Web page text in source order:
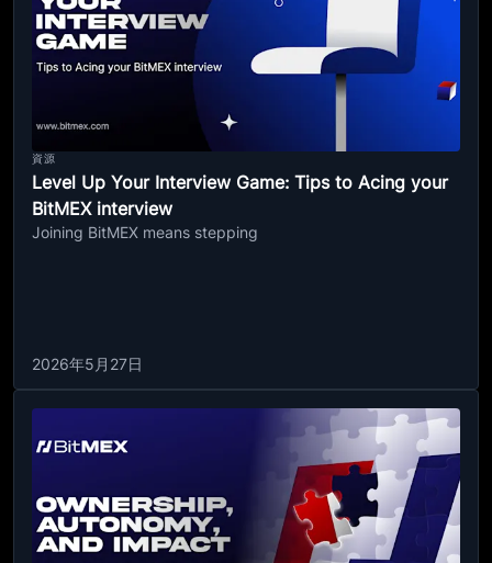
資源
Level Up Your Interview Game: Tips to Acing your
BitMEX interview
Joining BitMEX means stepping
2026年5月27日